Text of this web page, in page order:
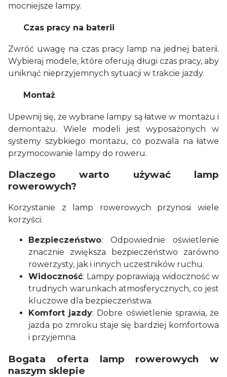
mocniejsze lampy.
Czas pracy na baterii
Zwróć uwagę na czas pracy lamp na jednej baterii.
Wybieraj modele, które oferują długi czas pracy, aby
uniknąć nieprzyjemnych sytuacji w trakcie jazdy.
Montaż
Upewnij się, że wybrane lampy są łatwe w montażu i
demontażu. Wiele modeli jest wyposażonych w
systemy szybkiego montażu, co pozwala na łatwe
przymocowanie lampy do roweru.
Dlaczego warto używać lamp
rowerowych?
Korzystanie z lamp rowerowych przynosi wiele
korzyści:
Bezpieczeństwo: Odpowiednie oświetlenie
znacznie zwiększa bezpieczeństwo zarówno
rowerzysty, jak i innych uczestników ruchu.
Widoczność: Lampy poprawiają widoczność w
trudnych warunkach atmosferycznych, co jest
kluczowe dla bezpieczeństwa.
Komfort jazdy: Dobre oświetlenie sprawia, że
jazda po zmroku staje się bardziej komfortowa
i przyjemna.
Bogata oferta lamp rowerowych w
naszym sklepie